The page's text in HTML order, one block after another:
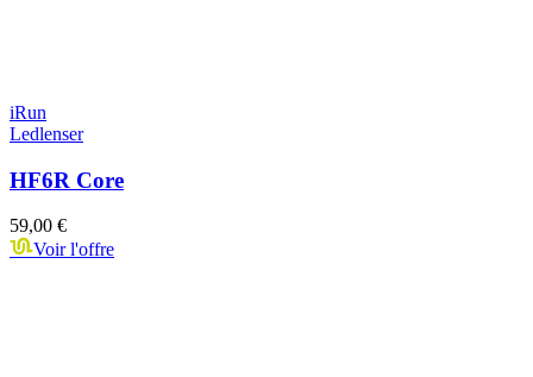
iRun
Ledlenser
HF6R Core
59,00 €
Voir l'offre